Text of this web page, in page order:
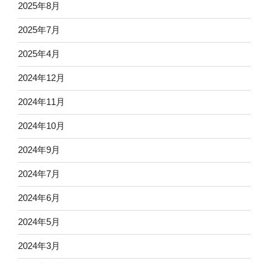
2025年8月
2025年7月
2025年4月
2024年12月
2024年11月
2024年10月
2024年9月
2024年7月
2024年6月
2024年5月
2024年3月